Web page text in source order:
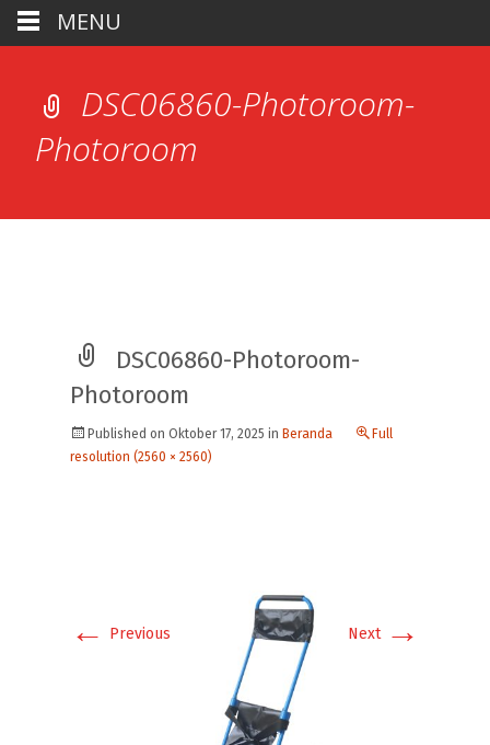
DSC06860-Photoroom-
Photoroom
DSC06860-Photoroom-
Photoroom
Published on Oktober 17, 2025 in Beranda
Full
resolution (2560 × 2560)
← Previous Next →
MENU